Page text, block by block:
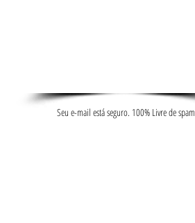
Seu e-mail está seguro. 100% Livre de spam